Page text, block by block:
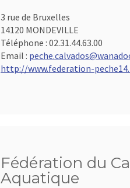
3 rue de Bruxelles
14120 MONDEVILLE
Téléphone : 02.31.44.63.00
Email :
http://www.federation-
Fédération du
Aquatique